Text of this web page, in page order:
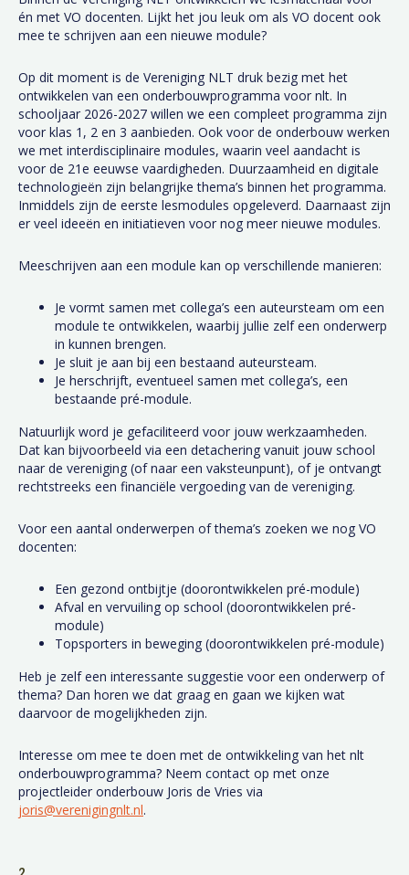
én met VO docenten. Lijkt het jou leuk om als VO docent ook
mee te schrijven aan een nieuwe module?
Op dit moment is de Vereniging NLT druk bezig met het
ontwikkelen van een onderbouwprogramma voor nlt. In
schooljaar 2026-2027 willen we een compleet programma zijn
voor klas 1, 2 en 3 aanbieden. Ook voor de onderbouw werken
we met interdisciplinaire modules, waarin veel aandacht is
voor de 21e eeuwse vaardigheden. Duurzaamheid en digitale
technologieën zijn belangrijke thema’s binnen het programma.
Inmiddels zijn de eerste lesmodules opgeleverd. Daarnaast zijn
er veel ideeën en initiatieven voor nog meer nieuwe modules.
Meeschrijven aan een module kan op verschillende manieren:
Je vormt samen met collega’s een auteursteam om een
module te ontwikkelen, waarbij jullie zelf een onderwerp
in kunnen brengen.
Je sluit je aan bij een bestaand auteursteam.
Je herschrijft, eventueel samen met collega’s, een
bestaande pré-module.
Natuurlijk word je gefaciliteerd voor jouw werkzaamheden.
Dat kan bijvoorbeeld via een detachering vanuit jouw school
naar de vereniging (of naar een vaksteunpunt), of je ontvangt
rechtstreeks een financiële vergoeding van de vereniging.
Voor een aantal onderwerpen of thema’s zoeken we nog VO
docenten:
Een gezond ontbijtje (doorontwikkelen pré-module)
Afval en vervuiling op school (doorontwikkelen pré-
module)
Topsporters in beweging (doorontwikkelen pré-module)
Heb je zelf een interessante suggestie voor een onderwerp of
thema? Dan horen we dat graag en gaan we kijken wat
daarvoor de mogelijkheden zijn.
Interesse om mee te doen met de ontwikkeling van het nlt
onderbouwprogramma? Neem contact op met onze
projectleider onderbouw Joris de Vries via
joris@verenigingnlt.nl.